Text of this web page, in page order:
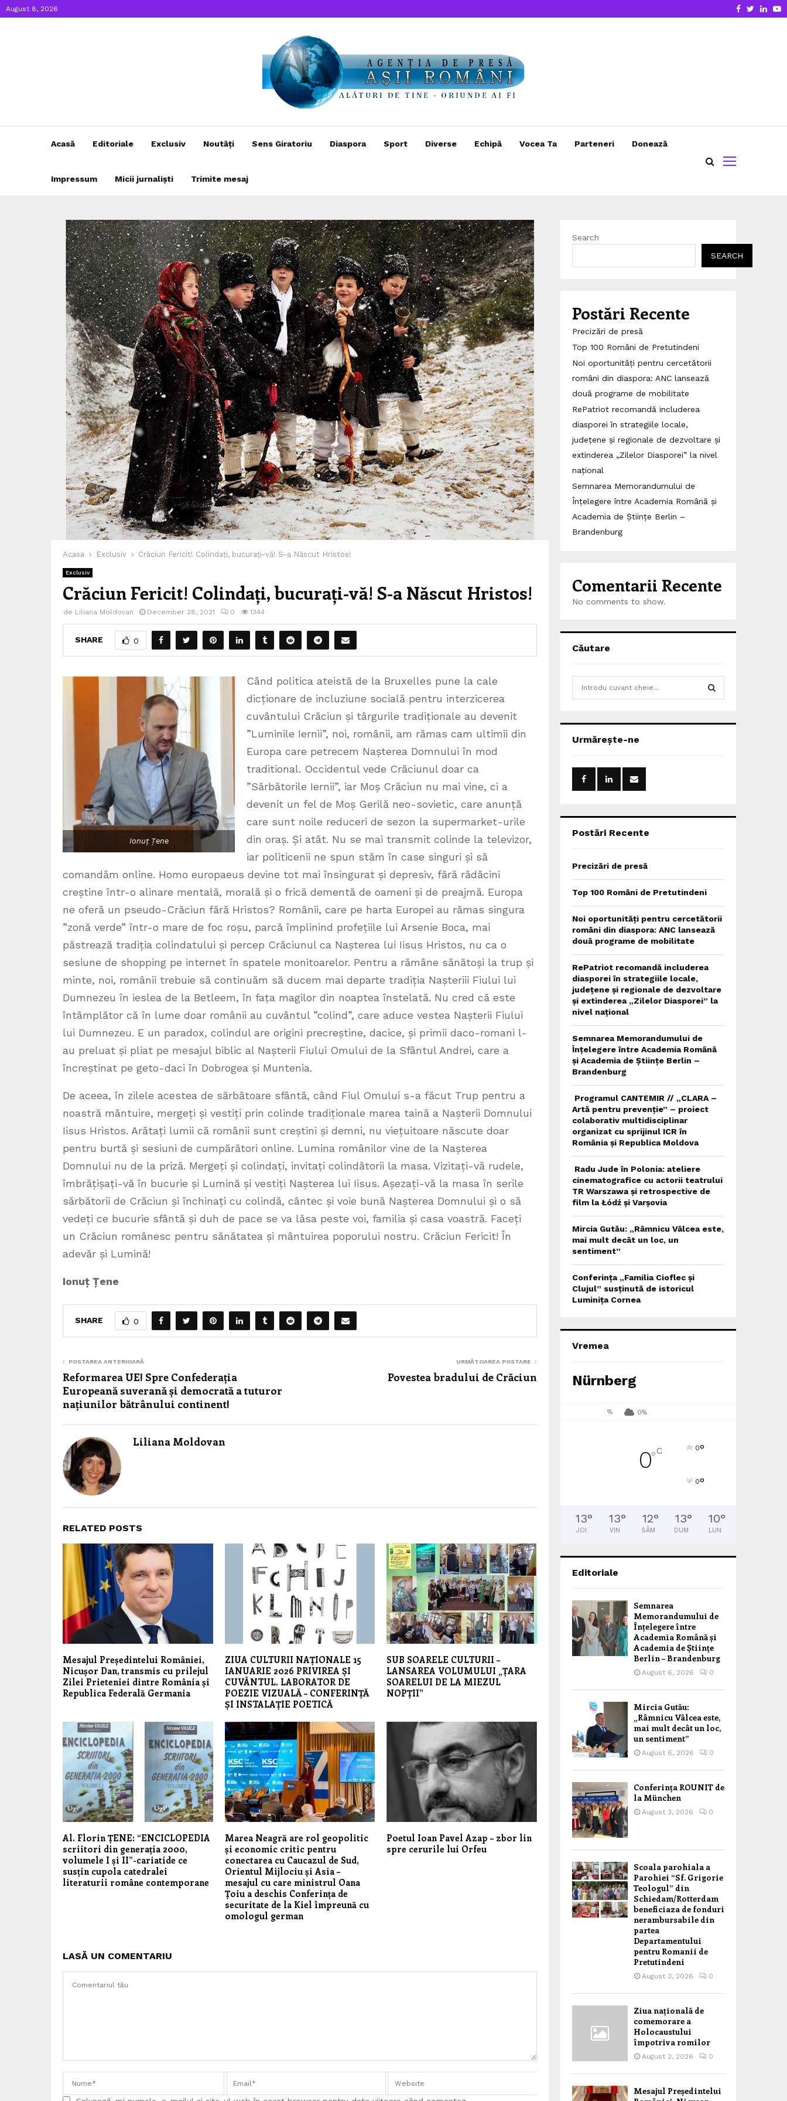
August 8, 2026 Facebook
Twitter
Acasă Editoriale Exclusiv Noutăți Sens Giratoriu Diaspora Sport Diverse Echipă Vocea Ta Parteneri Donează
Impressum Micii jurnaliști Trimite mesaj
Acasa Exclusiv Crăciun Fericit! Colindați, bucurați-vă! S-a Născut Hristos!
Exclusiv
Crăciun Fericit! Colindați, bucurați-vă! S-a Născut Hristos!
de Liliana Moldovan December 28, 2021 0 1344
SHARE 0
Ionuț Țene
Când politica ateistă de la Bruxelles pune la cale
dicționare de incluziune socială pentru interzicerea
cuvântului Crăciun și târgurile tradiționale au devenit
”Luminile Iernii”, noi, românii, am rămas cam ultimii din
Europa care petrecem Nașterea Domnului în mod
traditional. Occidentul vede Crăciunul doar ca
”Sărbătorile Iernii”, iar Moș Crăciun nu mai vine, ci a
devenit un fel de Moș Gerilă neo-sovietic, care anunță
care sunt noile reduceri de sezon la supermarket-urile
din oraș. Și atât. Nu se mai transmit colinde la televizor,
iar politicenii ne spun stăm în case singuri și să
comandăm online. Homo europaeus devine tot mai însingurat și depresiv, fără rădăcini
creștine într-o alinare mentală, morală și o frică dementă de oameni și de preajmă. Europa
ne oferă un pseudo-Crăciun fără Hristos? Românii, care pe harta Europei au rămas singura
”zonă verde” într-o mare de foc roșu, parcă împlinind profețiile lui Arsenie Boca, mai
păstrează tradiția colindatului și percep Crăciunul ca Nașterea lui Iisus Hristos, nu ca o
sesiune de shopping pe internet în spatele monitoarelor. Pentru a rămâne sănătoși la trup și
minte, noi, românii trebuie să continuăm să ducem mai departe tradiția Nașteriii Fiului lui
Dumnezeu în ieslea de la Betleem, în fața magilor din noaptea înstelată. Nu cred că este
întâmplător că în lume doar românii au cuvântul ”colind”, care aduce vestea Nașterii Fiului
lui Dumnezeu. E un paradox, colindul are origini precreștine, dacice, și primii daco-romani l-
au preluat și pliat pe mesajul biblic al Nașterii Fiului Omului de la Sfântul Andrei, care a
încreștinat pe geto-daci în Dobrogea și Muntenia.
De aceea, în zilele acestea de sărbătoare sfântă, când Fiul Omului s-a făcut Trup pentru a
noastră mântuire, mergeți și vestiți prin colinde tradiționale marea taină a Nașterii Domnului
Iisus Hristos. Arătați lumii că românii sunt creștini și demni, nu viețuitoare născute doar
pentru burtă și sesiuni de cumpărători online. Lumina românilor vine de la Nașterea
Domnului nu de la priză. Mergeți și colindați, invitați colindătorii la masa. Vizitați-vă rudele,
îmbrățișați-vă în bucurie și Lumină și vestiți Nașterea lui Iisus. Așezați-vă la masa în serile
sărbătorii de Crăciun și închinați cu colindă, cântec și voie bună Nașterea Domnului și o să
vedeți ce bucurie sfântă și duh de pace se va lăsa peste voi, familia și casa voastră. Faceți
un Crăciun românesc pentru sănătatea și mântuirea poporului nostru. Crăciun Fericit! În
adevăr și Lumină!
Ionuț Țene
SHARE 0
POSTAREA ANTERIOARĂ
Reformarea UE! Spre Confederația
Europeană suverană și democrată a tuturor
națiunilor bătrânului continent!
URMĂTOAREA POSTARE
Povestea bradului de Crăciun
Liliana Moldovan
RELATED POSTS
Mesajul Președintelui României,
Nicușor Dan, transmis cu prilejul
Zilei Prieteniei dintre România și
Republica Federală Germania
ZIUA CULTURII NAȚIONALE 15
IANUARIE 2026 PRIVIREA ȘI
CUVÂNTUL. LABORATOR DE
POEZIE VIZUALĂ – CONFERINȚĂ
ȘI INSTALAȚIE POETICĂ
SUB SOARELE CULTURII –
LANSAREA VOLUMULUI „ȚARA
SOARELUI DE LA MIEZUL
NOPȚII”
Al. Florin ȚENE: “ENCICLOPEDIA
scriitori din generația 2000,
volumele I și II”-cariatide ce
susțin cupola catedralei
literaturii române contemporane
Marea Neagră are rol geopolitic
și economic critic pentru
conectarea cu Caucazul de Sud,
Orientul Mijlociu și Asia –
mesajul cu care ministrul Oana
Țoiu a deschis Conferința de
securitate de la Kiel împreună cu
omologul german
Poetul Ioan Pavel Azap – zbor lin
spre cerurile lui Orfeu
LASĂ UN COMENTARIU
Search
SEARCH
Postări Recente
Precizări de presă
Top 100 Români de Pretutindeni
Noi oportunități pentru cercetătorii
români din diaspora: ANC lansează
două programe de mobilitate
RePatriot recomandă includerea
diasporei în strategiile locale,
județene și regionale de dezvoltare și
extinderea „Zilelor Diasporei” la nivel
național
Semnarea Memorandumului de
Înțelegere între Academia Română și
Academia de Științe Berlin –
Brandenburg
Comentarii Recente
No comments to show.
Căutare
h
o
:
Urmărește-ne
Postări Recente
Precizări de presă
Top 100 Români de Pretutindeni
Noi oportunități pentru cercetătorii
români din diaspora: ANC lansează
două programe de mobilitate
RePatriot recomandă includerea
diasporei în strategiile locale,
județene și regionale de dezvoltare
și extinderea „Zilelor Diasporei” la
nivel național
Semnarea Memorandumului de
Înțelegere între Academia Română
și Academia de Științe Berlin –
Brandenburg
Programul CANTEMIR // „CLARA –
Artă pentru prevenție” – proiect
colaborativ multidisciplinar
organizat cu sprijinul ICR în
România și Republica Moldova
Radu Jude în Polonia: ateliere
cinematografice cu actorii teatrului
TR Warszawa și retrospective de
film la Łódź și Varșovia
Mircia Gutău: „Râmnicu Vâlcea este,
mai mult decât un loc, un
sentiment”
Conferința „Familia Cioflec și
Clujul” susținută de istoricul
Luminița Cornea
Vremea
Nürnberg
% 0%
0°C 0°
0°
13°
JOI
13°
VIN
12°
SÂM
13°
DUM
10°
LUN
Editoriale
Semnarea
Memorandumului de
Înțelegere între
Academia Română și
Academia de Științe
Berlin – Brandenburg
August 6, 2026 0
Mircia Gutău:
„Râmnicu Vâlcea este,
mai mult decât un loc,
un sentiment”
August 6, 2026 0
Conferința ROUNIT de
la München
August 3, 2026 0
Scoala parohiala a
Parohiei “Sf. Grigorie
Teologul” din
Schiedam/Rotterdam
beneficiaza de fonduri
nerambursabile din
partea
Departamentului
pentru Romanii de
Pretutindeni
August 3, 2026 0
Ziua națională de
comemorare a
Holocaustului
împotriva romilor
August 2, 2026 0
Mesajul Președintelui